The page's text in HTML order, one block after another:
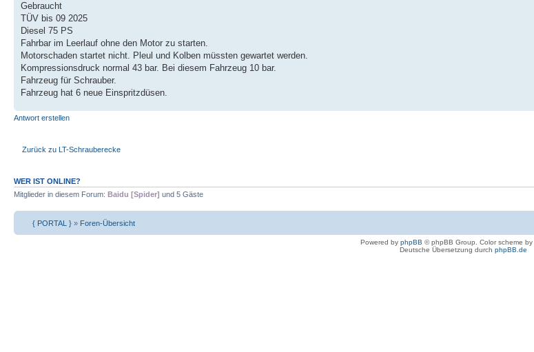
Gebraucht
TÜV bis 09 2025
Diesel 75 PS
Fahrbar im Leerlauf ohne den Motor zu starten.
Motorschaden startet nicht. Pleul und Kolben müssten gewartet werden.
Kompressionsdruck normal 43 bar. Bei diesem Fahrzeug 10 bar.
Fahrzeug für Schrauber.
Fahrzeug hat 6 neue Einspritzdüsen.
Antwort erstellen
Zurück zu LT-Schrauberecke
WER IST ONLINE?
Mitglieder in diesem Forum: Baidu [Spider] und 5 Gäste
{ PORTAL } » Foren-Übersicht
Powered by phpBB © phpBB Group. Color scheme by
Deutsche Übersetzung durch phpBB.de